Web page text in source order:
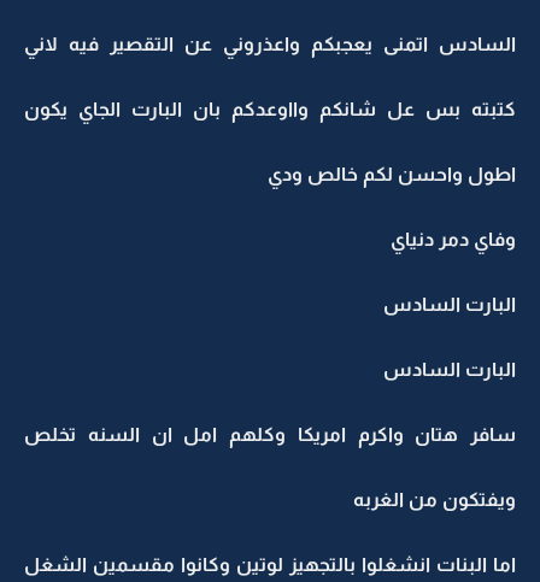
السادس اتمنى يعجبكم واعذروني عن التقصير فيه لاني
كتبته بس عل شانكم وااوعدكم بان البارت الجاي يكون
اطول واحسن لكم خالص ودي
وفاي دمر دنياي
البارت السادس
البارت السادس
سافر هتان واكرم امريكا وكلهم امل ان السنه تخلص
ويفتكون من الغربه
اما البنات انشغلوا بالتجهيز لوتين وكانوا مقسمين الشغل